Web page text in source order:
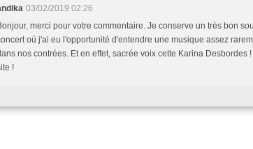
03/02/2019 02:26
merci pour votre commentaire. Je conserve un très bon
où j'ai eu l'opportunité d'entendre une musique assez
nos contrées. Et en effet, sacrée voix cette Karina Desbordes
!